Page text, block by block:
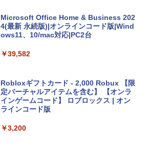
￥2,952
13インチノートブック：AIとApple Intell
TB SSD、12MPセンターフレームカメ
ラ、Touch ID - スカイブルー + 3年延長
AppleCare+ for 13インチMacBook Air
(M5)|ダウンロード版
￥331,701
Microsoft Office Home & Business 202
4(最新 永続版)|オンラインコード版|Wind
ows11、10/mac対応|PC2台
￥39,582
Robloxギフトカード - 2,000 Robux 【限
定バーチャルアイテムを含む】 【オンラ
インゲームコード】 ロブロックス | オン
ラインコード版
￥3,200